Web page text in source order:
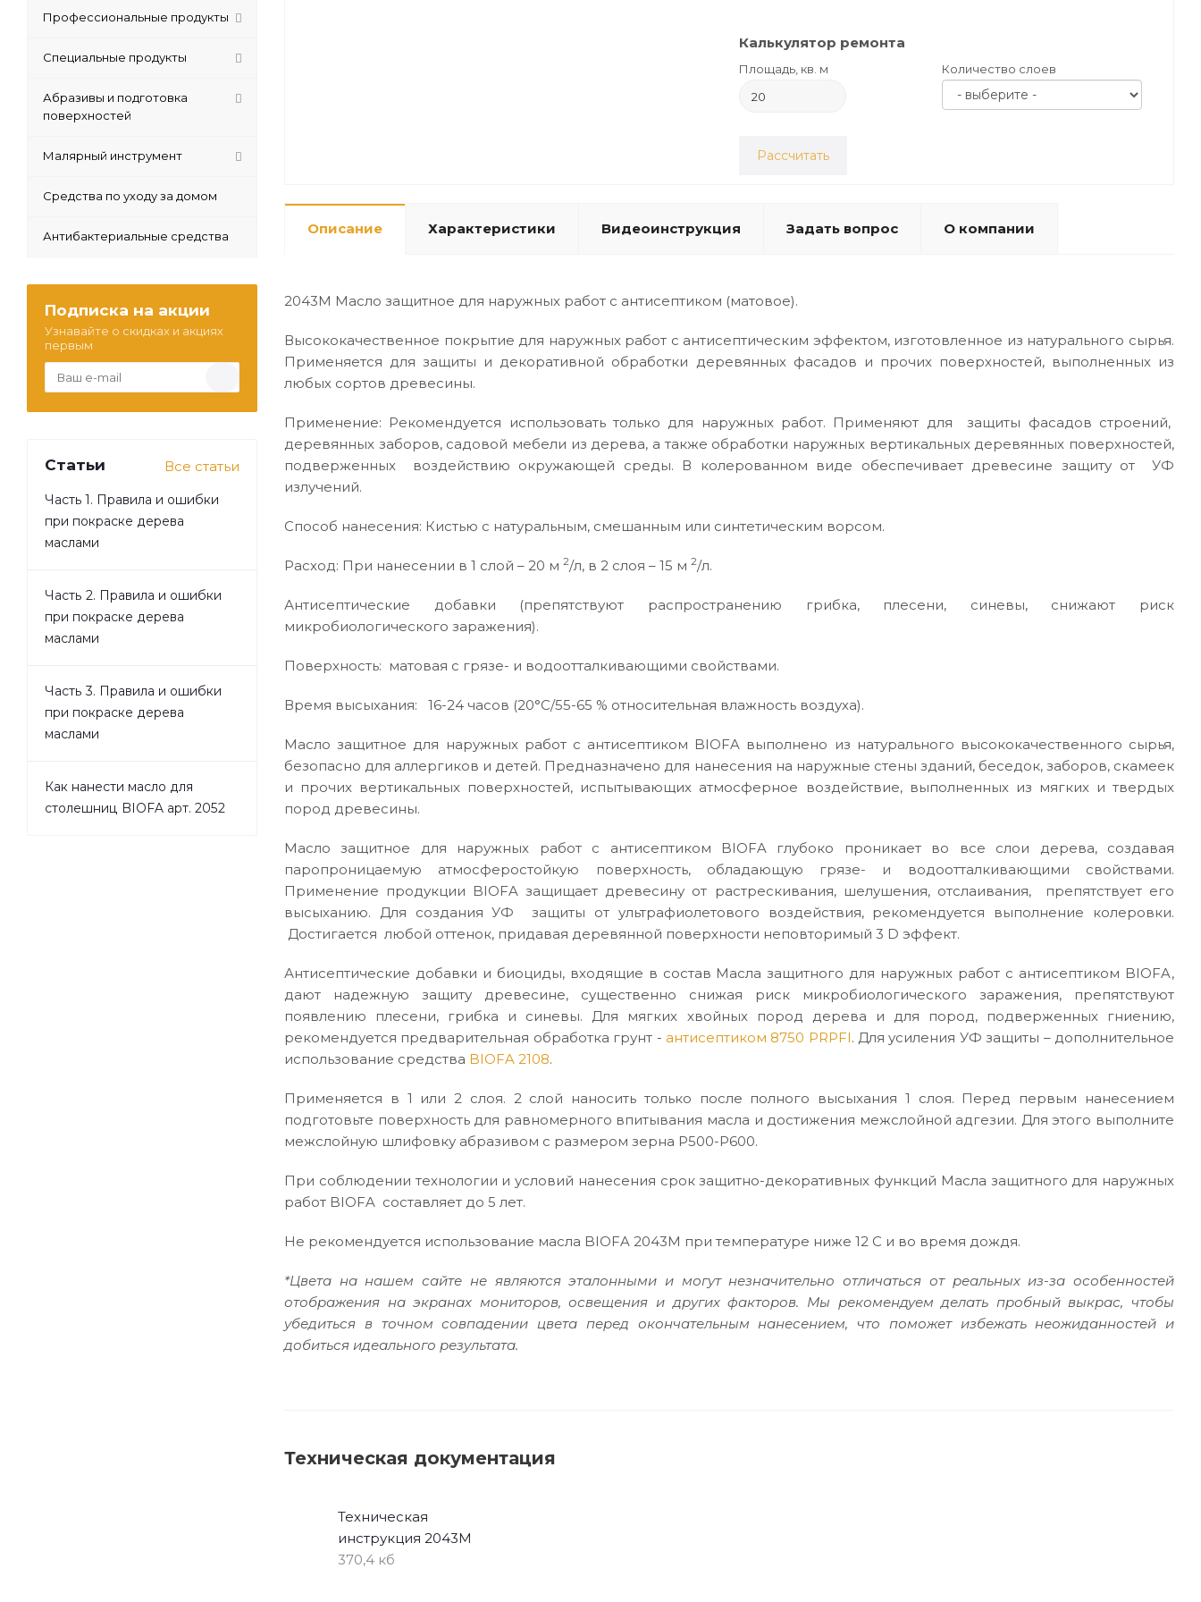
Калькулятор ремонта
Площадь, кв. м Количество слоев
Рассчитать
Описание Характеристики Видеоинструкция Задать вопрос О компании
2043М Масло защитное для наружных работ с антисептиком (матовое).
Высококачественное покрытие для наружных работ с антисептическим эффектом, изготовленное из натурального сырья.
Применяется для защиты и декоративной обработки деревянных фасадов и прочих поверхностей, выполненных из
любых сортов древесины.
Применение: Рекомендуется использовать только для наружных работ. Применяют для защиты фасадов строений,
деревянных заборов, садовой мебели из дерева, а также обработки наружных вертикальных деревянных поверхностей,
подверженных воздействию окружающей среды. В колерованном виде обеспечивает древесине защиту от УФ
излучений.
Способ нанесения: Кистью с натуральным, смешанным или синтетическим ворсом.
Расход: При нанесении в 1 слой – 20 м 2/л, в 2 слоя – 15 м 2/л.
Антисептические добавки (препятствуют распространению грибка, плесени, синевы, снижают риск
микробиологического заражения).
Поверхность: матовая с грязе- и водоотталкивающими свойствами.
Время высыхания: 16-24 часов (20°C/55-65 % относительная влажность воздуха).
Масло защитное для наружных работ с антисептиком BIOFA выполнено из натурального высококачественного сырья,
безопасно для аллергиков и детей. Предназначено для нанесения на наружные стены зданий, беседок, заборов, скамеек
и прочих вертикальных поверхностей, испытывающих атмосферное воздействие, выполненных из мягких и твердых
пород древесины.
Масло защитное для наружных работ с антисептиком BIOFA глубоко проникает во все слои дерева, создавая
паропроницаемую атмосферостойкую поверхность, обладающую грязе- и водоотталкивающими свойствами.
Применение продукции BIOFA защищает древесину от растрескивания, шелушения, отслаивания, препятствует его
высыханию. Для создания УФ защиты от ультрафиолетового воздействия, рекомендуется выполнение колеровки.
Достигается любой оттенок, придавая деревянной поверхности неповторимый 3 D эффект.
Антисептические добавки и биоциды, входящие в состав Масла защитного для наружных работ с антисептиком BIOFA,
дают надежную защиту древесине, существенно снижая риск микробиологического заражения, препятствуют
появлению плесени, грибка и синевы. Для мягких хвойных пород дерева и для пород, подверженных гниению,
рекомендуется предварительная обработка грунт - антисептиком 8750 PRPFI. Для усиления УФ защиты – дополнительное
использование средства BIOFA 2108.
Применяется в 1 или 2 слоя. 2 слой наносить только после полного высыхания 1 слоя. Перед первым нанесением
подготовьте поверхность для равномерного впитывания масла и достижения межслойной адгезии. Для этого выполните
межслойную шлифовку абразивом с размером зерна P500-P600.
При соблюдении технологии и условий нанесения срок защитно-декоративных функций Масла защитного для наружных
работ BIOFA составляет до 5 лет.
Не рекомендуется использование масла BIOFA 2043М при температуре ниже 12 С и во время дождя.
*Цвета на нашем сайте не являются эталонными и могут незначительно отличаться от реальных из-за особенностей
отображения на экранах мониторов, освещения и других факторов. Мы рекомендуем делать пробный выкрас, чтобы
убедиться в точном совпадении цвета перед окончательным нанесением, что поможет избежать неожиданностей и
добиться идеального результата.
Техническая документация
Техническая
инструкция 2043M
370,4 кб
Профессиональные продукты
Специальные продукты
Абразивы и подготовка
поверхностей
Малярный инструмент
Средства по уходу за домом
Антибактериальные средства
Подписка на акции
Узнавайте о скидках и акциях
первым
Статьи Все статьи
Часть 1. Правила и ошибки
при покраске дерева
маслами
Часть 2. Правила и ошибки
при покраске дерева
маслами
Часть 3. Правила и ошибки
при покраске дерева
маслами
Как нанести масло для
столешниц BIOFA арт. 2052